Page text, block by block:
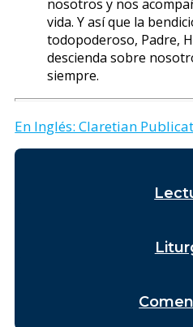
nosotros y nos
vida. Y así que la
todopoderoso, Padre,
descienda sobre
siempre.
En Inglés: Claretian